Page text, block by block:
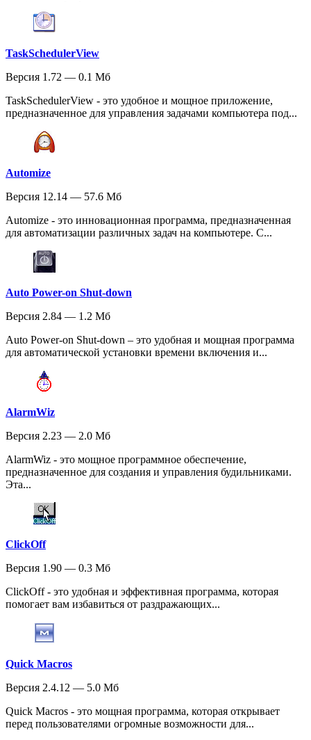
TaskSchedulerView
Версия 1.72 — 0.1 Мб
TaskSchedulerView - это удобное и мощное приложение,
предназначенное для управления задачами компьютера под...
Automize
Версия 12.14 — 57.6 Мб
Automize - это инновационная программа, предназначенная
для автоматизации различных задач на компьютере. С...
Auto Power-on Shut-down
Версия 2.84 — 1.2 Мб
Auto Power-on Shut-down – это удобная и мощная программа
для автоматической установки времени включения и...
AlarmWiz
Версия 2.23 — 2.0 Мб
AlarmWiz - это мощное программное обеспечение,
предназначенное для создания и управления будильниками.
Эта...
ClickOff
Версия 1.90 — 0.3 Мб
ClickOff - это удобная и эффективная программа, которая
помогает вам избавиться от раздражающих...
Quick Macros
Версия 2.4.12 — 5.0 Мб
Quick Macros - это мощная программа, которая открывает
перед пользователями огромные возможности для...